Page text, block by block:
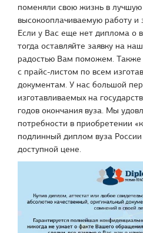
поменяли свою жизнь в
высокооплачиваемую работу
Если у Вас еще нет диплома о
тогда оставляйте заявку на
радостью Вам поможем.
с прайс-листом по всем
документам. У нас большой
изготавливаемых на
годов окончания вуза. Мы
потребности в приобретении
подлинный диплом вуза
доступной цене.